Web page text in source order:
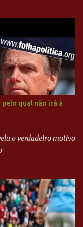
Agência Brasil) O
confirmaram à
em planilhas da
Paulo, Geraldo
disse ter negociado
como o
Serra em 2010 Leia
qual não irá à
o verdadeiro motivo